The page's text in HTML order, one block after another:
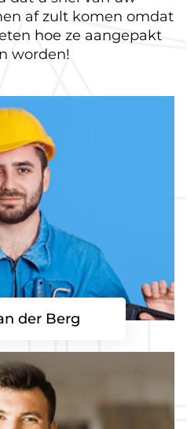
af zult komen omdat
hoe ze aangepakt
worden!
der Berg